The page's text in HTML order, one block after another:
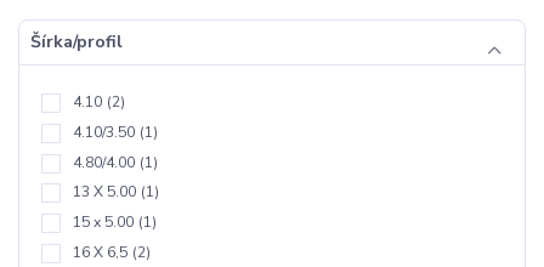
Šírka/profil
4.10 (2)
4.10/3.50 (1)
4.80/4.00 (1)
13 X 5.00 (1)
15 x 5.00 (1)
16 X 6,5 (2)